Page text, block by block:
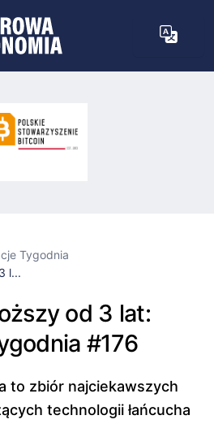
Tygodnia
l...
od 3 lat:
#176
to zbiór najciekawszych
technologii łańcucha